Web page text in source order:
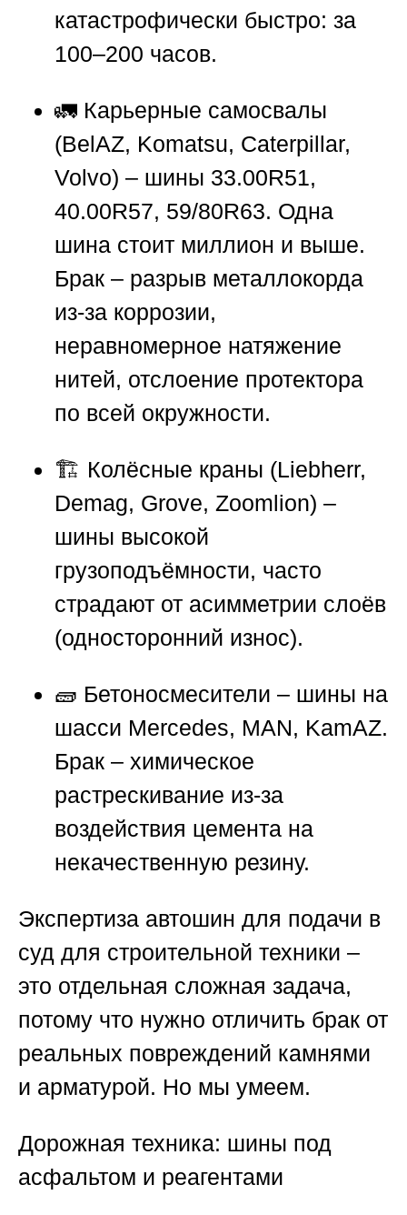
катастрофически быстро: за
100–200 часов.
🚛 Карьерные самосвалы
(BelAZ, Komatsu, Caterpillar,
Volvo) – шины 33.00R51,
40.00R57, 59/80R63. Одна
шина стоит миллион и выше.
Брак – разрыв металлокорда
из-за коррозии,
неравномерное натяжение
нитей, отслоение протектора
по всей окружности.
🏗️ Колёсные краны (Liebherr,
Demag, Grove, Zoomlion) –
шины высокой
грузоподъёмности, часто
страдают от асимметрии слоёв
(односторонний износ).
🧱 Бетоносмесители – шины на
шасси Mercedes, MAN, KamAZ.
Брак – химическое
растрескивание из-за
воздействия цемента на
некачественную резину.
Экспертиза автошин для подачи в
суд для строительной техники –
это отдельная сложная задача,
потому что нужно отличить брак от
реальных повреждений камнями
и арматурой. Но мы умеем.
Дорожная техника: шины под
асфальтом и реагентами